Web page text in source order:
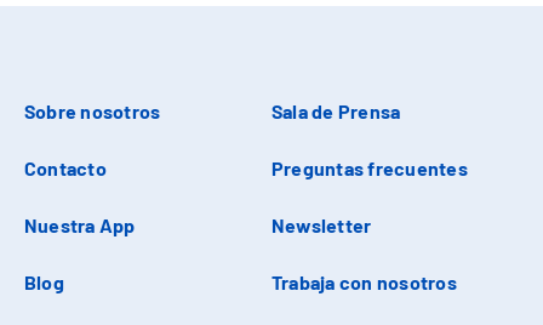
Sobre nosotros Sala de Prensa
Contacto Preguntas frecuentes
Nuestra App Newsletter
Blog Trabaja con nosotros